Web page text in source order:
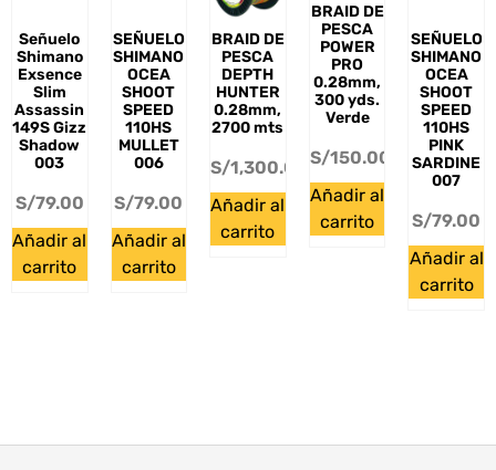
Señuelo
Shimano
Exsence
Slim
Assassin
149S Gizz
Shadow
003
S/79.00
Añadir al
carrito
SEÑUELO
SHIMANO
OCEA
SHOOT
SPEED
110HS
MULLET
006
S/79.00
Añadir al
carrito
BRAID DE
PESCA
DEPTH
HUNTER
0.28mm,
2700 mts
S/1,300.00
Añadir al
carrito
BRAID DE
PESCA
POWER
PRO
0.28mm,
300 yds.
Verde
S/150.00
Añadir al
carrito
SEÑUELO
SHIMANO
OCEA
SHOOT
SPEED
110HS
PINK
SARDINE
007
S/79.00
Añadir al
carrito